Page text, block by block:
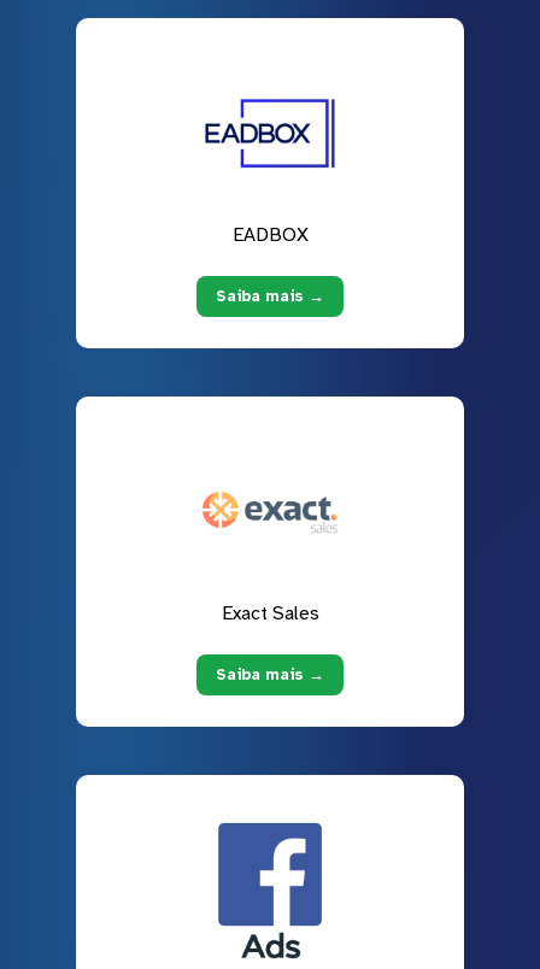
EADBOX
Saiba mais →
Exact Sales
Saiba mais →